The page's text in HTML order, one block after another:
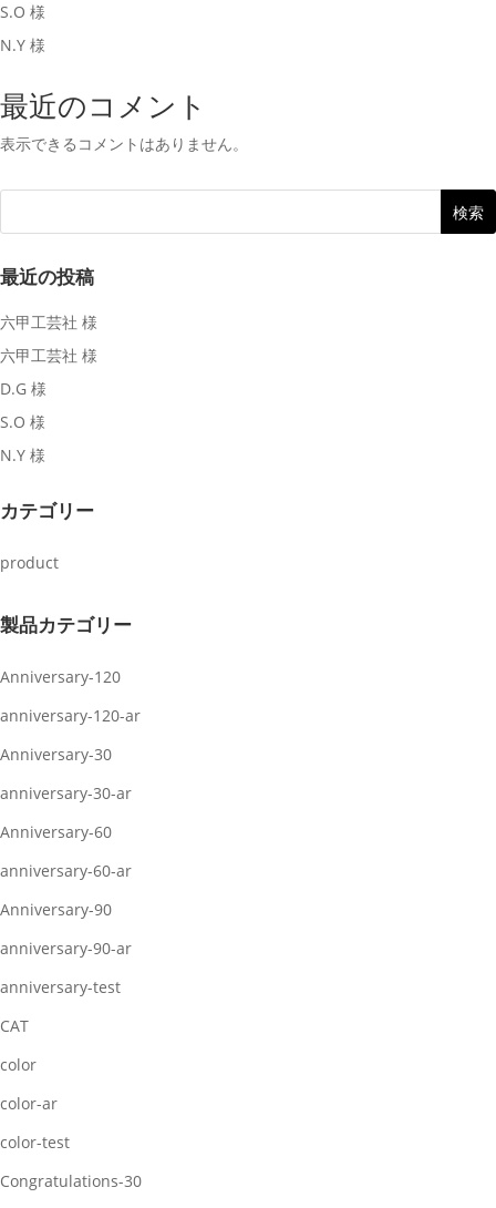
S.O 様
N.Y 様
最近のコメント
表示できるコメントはありません。
最近の投稿
六甲工芸社 様
六甲工芸社 様
D.G 様
S.O 様
N.Y 様
カテゴリー
product
製品カテゴリー
Anniversary-120
anniversary-120-ar
Anniversary-30
anniversary-30-ar
Anniversary-60
anniversary-60-ar
Anniversary-90
anniversary-90-ar
anniversary-test
CAT
color
color-ar
color-test
Congratulations-30